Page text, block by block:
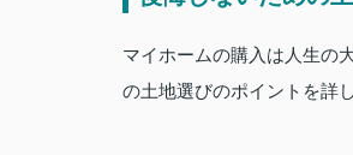
マイホームの購入は人生の
の土地選びのポイントを詳